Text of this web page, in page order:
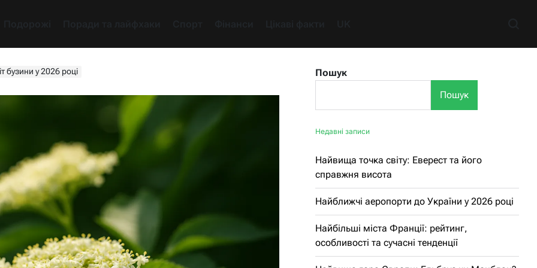
бузини у 2026 році
Пошук
Пошук
Недавні записи
Найвища точка світу: Еверест та його
справжня висота
Найближчі аеропорти до України у 2026 році
Найбільші міста Франції: рейтинг,
особливості та сучасні тенденції